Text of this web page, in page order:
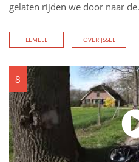
gelaten rijden we door naar
LEMELE OVERIJSSEL
8